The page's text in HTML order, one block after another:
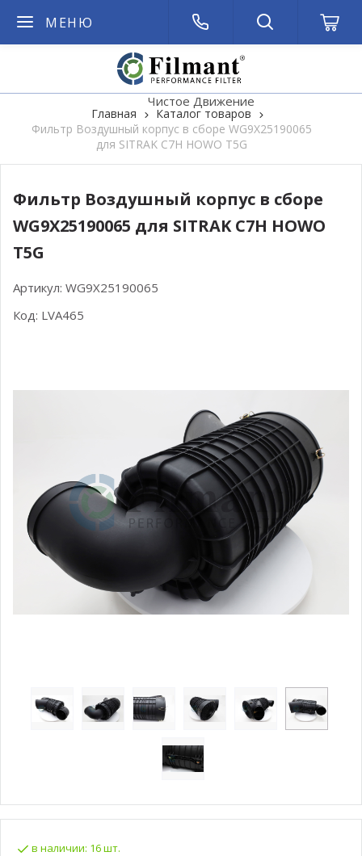
МЕНЮ
Чистое Движение
Главная
Каталог товаров
Фильтр Воздушный корпус в сборе WG9X25190065
для SITRAK C7H HOWO T5G
Фильтр Воздушный корпус в сборе
WG9X25190065 для SITRAK C7H HOWO
T5G
Артикул: WG9X25190065
Код: LVA465
в наличии: 16 шт.